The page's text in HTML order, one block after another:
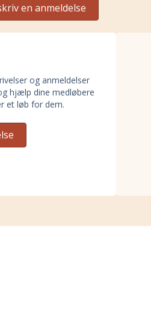
en anmeldelse
og anmeldelser
hjælp dine medløbere
et løb for dem.